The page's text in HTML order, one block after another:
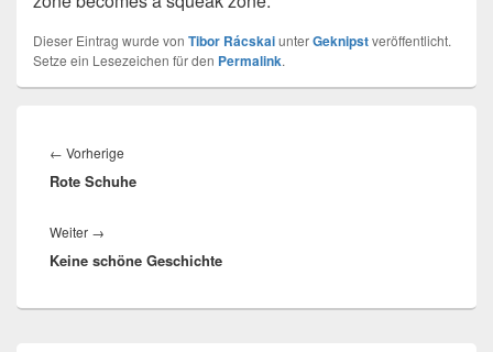
Dieser Eintrag wurde von Tibor RácskaiunterGeknipstveröffentlicht.
Setze ein Lesezeichen für den Permalink.
← Vorherige
Beitrag:
Rote Schuhe
Weiter →
Beitrag:
Keine schöne Geschichte